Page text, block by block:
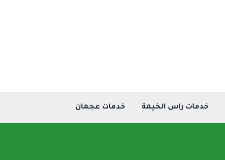
خدمات راس الخيمة خدمات عجمان